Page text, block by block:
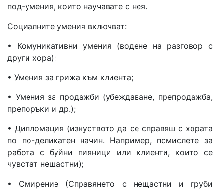
под-умения, които научавате с нея.
Социалните умения включват:
• Комуникативни умения (водене на разговор с
други хора);
• Умения за грижа към клиента;
• Умения за продажби (убеждаване, препродажба,
препоръки и др.);
• Дипломация (изкуството да се справяш с хората
по по-деликатен начин. Например, помислете за
работа с буйни пияници или клиенти, които се
чувстат нещастни);
• Смирение (Справянето с нещастни и груби